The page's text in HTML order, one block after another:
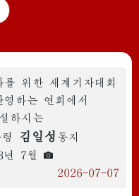
위한 세계기자대회
하는 연회에서
하시는
김일성 동지
년 7월
2026-07-07